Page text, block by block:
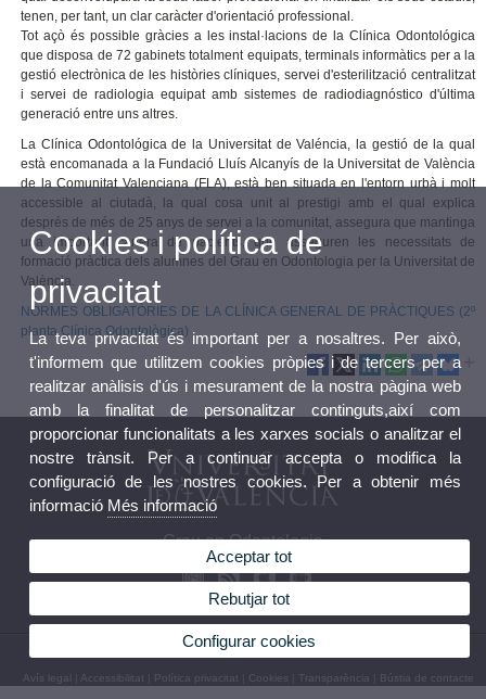
tenen, per tant, un clar caràcter d'orientació professional.
Tot açò és possible gràcies a les instal·lacions de la Clínica Odontológica
que disposa de 72 gabinets totalment equipats, terminals informàtics per a la
gestió electrònica de les històries clíniques, servei d'esterilització centralitzat
i servei de radiologia equipat amb sistemes de radiodiagnóstico d'última
generació entre uns altres.
La Clínica Odontológica de la Universitat de Valéncia, la gestió de la qual
està encomanada a la Fundació Lluís Alcanyís de la Universitat de València
de la Comunitat Valenciana (FLA), està ben situada en l'entorn urbà i molt
accessible al ciutadà, la qual cosa unit al prestigi amb el qual explica
després de més de 25 anys de servei a la comunitat, assegura que mantinga
una important cartera de pacients, que asseguren les necessitats de
formació pràctica dels alumnes del Grau en Odontologia per la Universitat de
València.
NORMES OBLIGATÒRIES DE LA CLÍNICA GENERAL DE PRÀCTIQUES (2º
planta Clínica Odontològica)
Grau en Odontologia
© 2026 UV. - Avinguda Blasco Ibáñez, 15. 46010 València. Espanya. Tel. 96 386 41 00
Avís legal Accessibilitat Política privacitat Cookies Transparència Bústia de contacte
Cookies i política de
privacitat
La teva privacitat és important per a nosaltres. Per això,
t'informem que utilitzem cookies pròpies i de tercers per a
realitzar anàlisis d'ús i mesurament de la nostra pàgina web
amb la finalitat de personalitzar continguts,així com
proporcionar funcionalitats a les xarxes socials o analitzar el
nostre trànsit. Per a continuar accepta o modifica la
configuració de les nostres cookies. Per a obtenir més
informació Més informació
Acceptar tot
Rebutjar tot
Configurar cookies